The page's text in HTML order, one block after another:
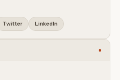
Twitter LinkedIn